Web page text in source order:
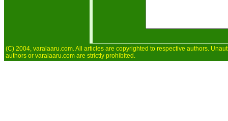
(C) 2004, varalaaru.com. All articles are copyrighted to respective authors.
authors or varalaaru.com are strictly prohibited.